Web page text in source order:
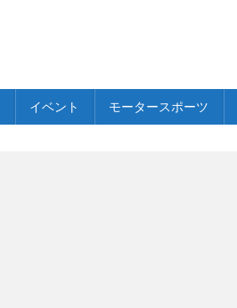
イベント モータースポーツ